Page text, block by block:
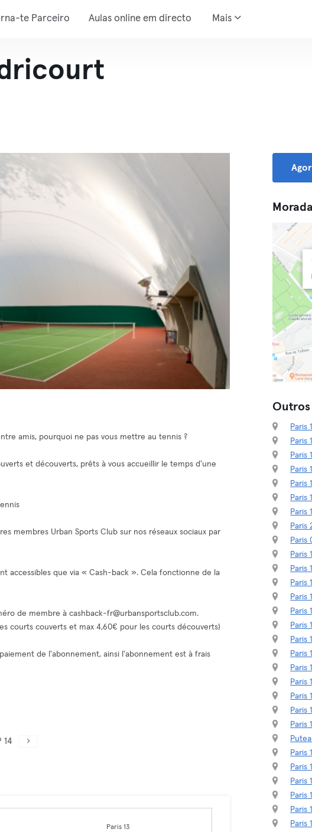
te Parceiro Aulas online em directo Mais
amis, pourquoi ne pas vous mettre au tennis ?
et découverts, prêts à vous accueillir le temps d'une
membres Urban Sports Club sur nos réseaux sociaux par
accessibles que via « Cash-back ». Cela fonctionne de la
de membre à cashback-fr@urbansportsclub.com.
courts couverts et max 4,60€ pour les courts découverts)
de l'abonnement, ainsi l'abonnement est à frais
14
Paris 13
Morada
Paris
Paris
Paris
Paris
Paris
Paris
Paris
Paris
Paris
Paris
Paris
Paris
Paris
Paris
Paris
Paris
Paris
Paris
Paris
Paris
Paris
Paris
Paris
Paris
Paris
Paris
Paris
Paris